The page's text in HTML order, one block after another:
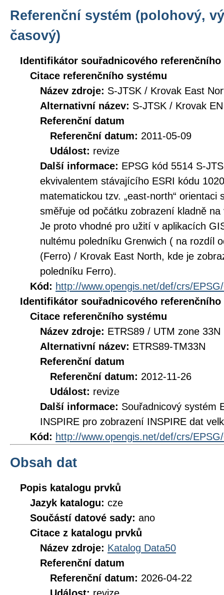
Referenční systém (polohový,
časový)
Identifikátor souřadnicového referenčního
Citace referenčního systému
Název zdroje: S-JTSK / Krovak East
Alternativní název: S-JTSK / Krovak EN
Referenční datum
Referenční datum: 2011-05-09
Událost: revize
Další informace: EPSG kód 5514 S-
ekvivalentem stávajícího ESRI kódu
matematickou tzv. „east-north“ orientaci
směřuje od počátku zobrazení kladně
Je proto vhodné pro užití v aplikacích
nultému poledníku Grenwich ( na rozdíl
(Ferro) / Krovak East North, kde je
poledníku Ferro).
Kód: http://www.opengis.net/def/crs/
Identifikátor souřadnicového referenčního
Citace referenčního systému
Název zdroje: ETRS89 / UTM zone 33N
Alternativní název: ETRS89-TM33N
Referenční datum
Referenční datum: 2012-11-26
Událost: revize
Další informace: Souřadnicový systém
INSPIRE pro zobrazení INSPIRE dat
Kód: http://www.opengis.net/def/crs/
Obsah dat
Popis katalogu prvků
Jazyk katalogu: cze
Součástí datové sady: ano
Citace z katalogu prvků
Název zdroje: Katalog Data50
Referenční datum
Referenční datum: 2026-04-22